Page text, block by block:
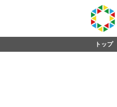
トップ